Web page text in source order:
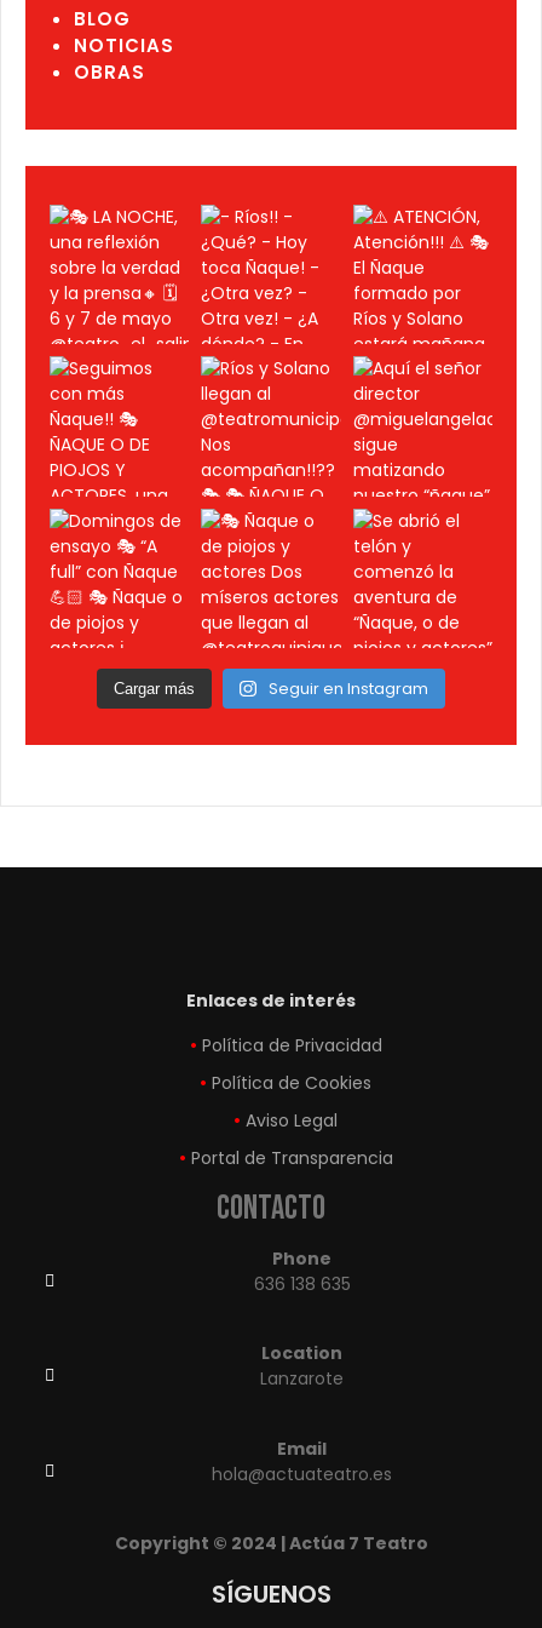
BLOG
NOTICIAS
OBRAS
Cargar más Seguir en Instagram
Enlaces de interés
Política de Privacidad
Política de Cookies
Aviso Legal
Portal de Transparencia
Contacto
Phone
636 138 635
Location
Lanzarote
Email
hola@actuateatro.es
Copyright © 2024 | Actúa 7 Teatro
SÍGUENOS